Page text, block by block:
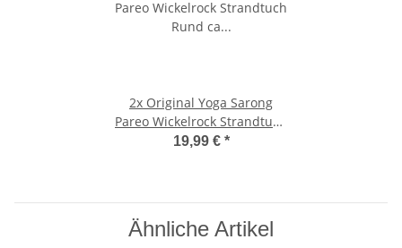
2x Original Yoga Sarong
Pareo Wickelrock Strandtuch
Rund ca 170cm x 1110cm
19,99 € *
Ähnliche Artikel